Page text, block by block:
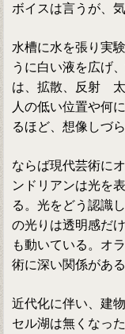
ボイスは言うが、
水槽に水を張り実
うに白い液を広げ
は、拡散、反射 太
人の低い位置や何
るほど、想像しづら
ならば現代芸術に
ンドリアンは光を
る。光をどう認識
の光りは透明感だ
も動いている。オ
術に深い関係がある
近代化に伴い、建
セル湖は無くなっ